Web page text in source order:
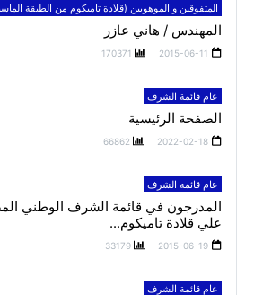
المتفوقين و الموهوبين (قلادة تاميكوم من الطبقة
المهندس / هاني عازر
2015-06-11
170371
عام قائمة الشرف
الصفحة الرئيسية
2022-02-18
66862
عام قائمة الشرف
المدرجون في قائمة الشرف الوطني
علي قلادة تاميكوم...
2015-06-19
33179
عام قائمة الشرف